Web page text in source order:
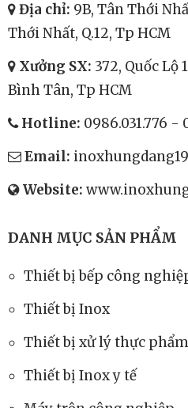
Địa chỉ: 9B, Tân Thới
Thới Nhất, Q.12, Tp HCM
Xưởng SX: 372, Quốc Lộ
Bình Tân, Tp HCM
Hotline: 0986.031.776 -
Email:
Website:
DANH MỤC SẢN PHẨM
Thiết bị bếp công
Thiết bị Inox
Thiết bị xử lý thực phẩm
Thiết bị Inox y tế